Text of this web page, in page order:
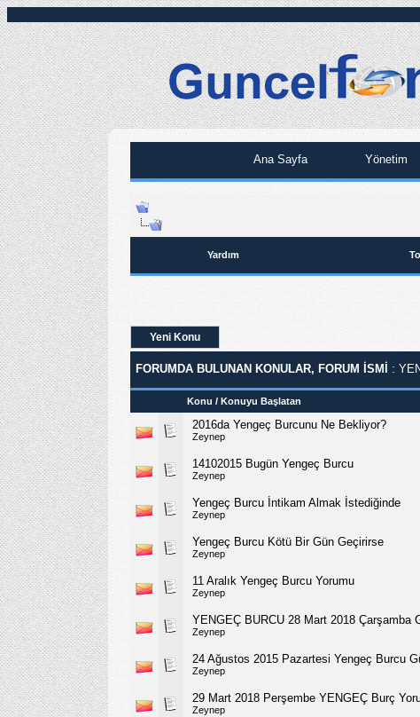
Ana Sayfa Yönetim
Yardım
Yeni Konu
FORUMDA BULUNAN KONULAR, FORUM ISMI :
Konu / Konuyu Başlatan
2016da Yengeç Burcunu Ne Bekliyor?
Zeynep
14102015 Bugün Yengeç Burcu
Zeynep
Yengeç Burcu İntikam Almak İstediğinde
Zeynep
Yengeç Burcu Kötü Bir Gün Geçirirse
Zeynep
11 Aralık Yengeç Burcu Yorumu
Zeynep
YENGEÇ BURCU 28 Mart 2018 Çarşamba
Zeynep
24 Ağustos 2015 Pazartesi Yengeç Burcu
Zeynep
29 Mart 2018 Perşembe YENGEÇ Burç
Zeynep